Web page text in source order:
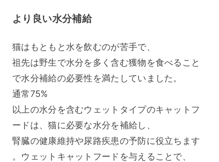
より良い水分補給
猫はもともと水を飲むのが苦手で、
祖先は野生で水分を多く含む獲物を食べること
で水分補給の必要性を満たしていました。
通常75%
以上の水分を含むウェットタイプのキャットフ
ードは、猫に必要な水分を補給し、
腎臓の健康維持や尿路疾患の予防に役立ちます
。ウェットキャットフードを与えることで、